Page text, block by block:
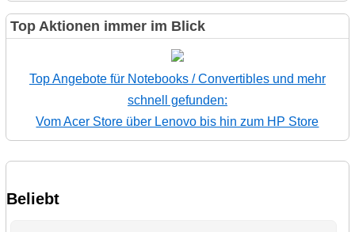
Top Aktionen immer im Blick
Top Angebote für Notebooks / Convertibles und mehr
schnell gefunden:
Vom Acer Store über Lenovo bis hin zum HP Store
Beliebt